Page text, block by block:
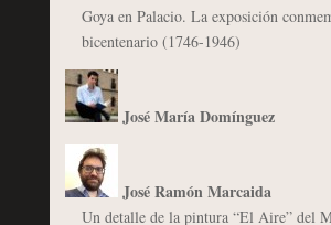
Goya en Palacio. La exposición
bicentenario (1746-1946)
José María Domínguez
José Ramón Marcaida
Un detalle de la pintura “El Aire” del